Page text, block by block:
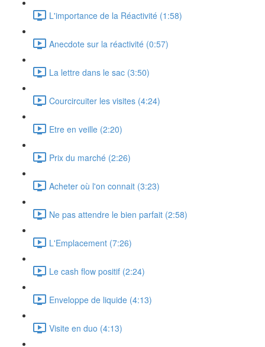
L'importance de la Réactivité (1:58)
Anecdote sur la réactivité (0:57)
La lettre dans le sac (3:50)
Courcircuiter les visites (4:24)
Etre en veille (2:20)
Prix du marché (2:26)
Acheter où l'on connait (3:23)
Ne pas attendre le bien parfait (2:58)
L'Emplacement (7:26)
Le cash flow positif (2:24)
Enveloppe de liquide (4:13)
Visite en duo (4:13)